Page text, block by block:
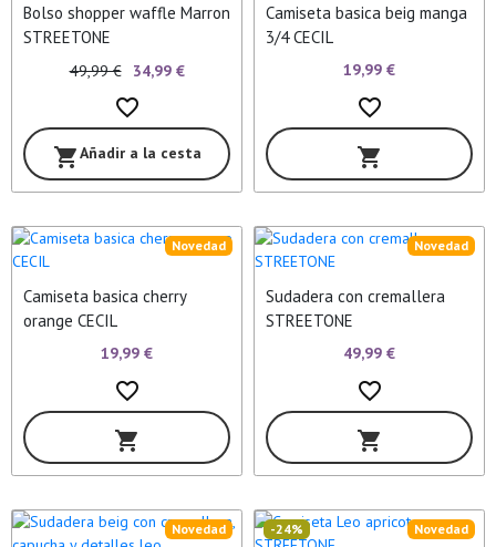
Bolso shopper waffle Marron
STREETONE
49,99 € 34,99 €
favorite_border
shopping_cartAñadir a la cesta
Camiseta basica beig manga
3/4 CECIL
19,99 €
favorite_border
shopping_cart
Camiseta basica cherry
orange CECIL
Novedad
19,99 €
favorite_border
shopping_cart
Sudadera con cremallera
STREETONE
Novedad
49,99 €
favorite_border
shopping_cart
Novedad Novedad
-24%